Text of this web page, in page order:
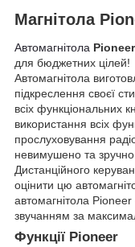
Магнітола
Автомагнітола
для бюджетних цілей!
Автомагнітола
підкреслення своєї
всіх функціональних
використання всіх
прослуховування
невимушено та зручно
Дистанційного
оцінити цю
автомагнітола
звучанням за
Функції Pioneer